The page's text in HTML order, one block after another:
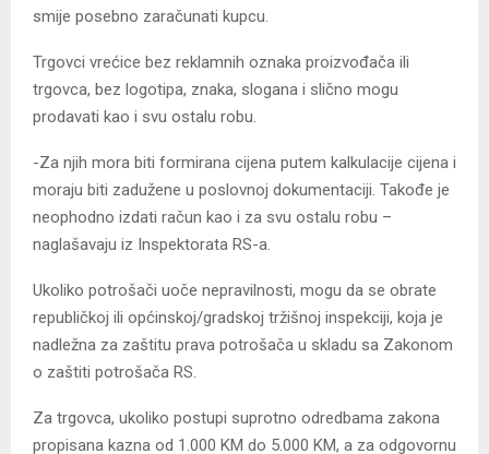
smije posebno zaračunati kupcu.
Trgovci vrećice bez reklamnih oznaka proizvođača ili
trgovca, bez logotipa, znaka, slogana i slično mogu
prodavati kao i svu ostalu robu.
-Za njih mora biti formirana cijena putem kalkulacije cijena i
moraju biti zadužene u poslovnoj dokumentaciji. Takođe je
neophodno izdati račun kao i za svu ostalu robu –
naglašavaju iz Inspektorata RS-a.
Ukoliko potrošači uoče nepravilnosti, mogu da se obrate
republičkoj ili općinskoj/gradskoj tržišnoj inspekciji, koja je
nadležna za zaštitu prava potrošača u skladu sa Zakonom
o zaštiti potrošača RS.
Za trgovca, ukoliko postupi suprotno odredbama zakona
propisana kazna od 1.000 KM do 5.000 KM, a za odgovornu